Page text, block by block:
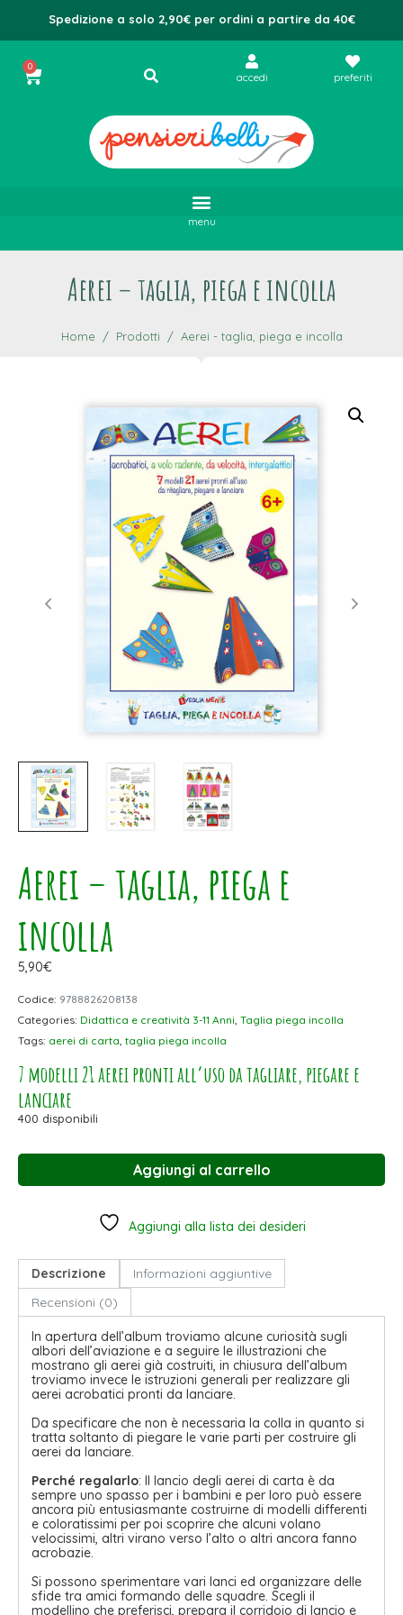
Spedizione a solo 2,90€ per ordini a partire da 40€
0
accedi preferiti
menu
Aerei – taglia, piega e incolla
Home Prodotti Aerei - taglia, piega e incolla
Aerei – taglia, piega e
incolla
5,90€
Codice: 9788826208138
Categories: Didattica e creatività 3-11 Anni, Taglia piega incolla
Tags: aerei di carta, taglia piega incolla
7 modelli 21 aerei pronti all’uso da tagliare, piegare e
lanciare
400 disponibili
Aggiungi al carrello
Aggiungi alla lista dei desideri
Descrizione
Informazioni aggiuntive
Recensioni (0)
In apertura dell’album troviamo alcune curiosità sugli
albori dell’aviazione e a seguire le illustrazioni che
mostrano gli aerei già costruiti, in chiusura dell’album
troviamo invece le istruzioni generali per realizzare gli
aerei acrobatici pronti da lanciare.
Da specificare che non è necessaria la colla in quanto si
tratta soltanto di piegare le varie parti per costruire gli
aerei da lanciare.
Perché regalarlo: Il lancio degli aerei di carta è da
sempre uno spasso per i bambini e per loro può essere
ancora più entusiasmante costruirne di modelli differenti
e coloratissimi per poi scoprire che alcuni volano
velocissimi, altri virano verso l’alto o altri ancora fanno
acrobazie.
Si possono sperimentare vari lanci ed organizzare delle
sfide tra amici formando delle squadre. Scegli il
modellino che preferisci, prepara il corridoio di lancio e